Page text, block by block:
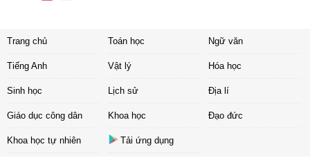
Trang chủ Toán học Ngữ văn
Tiếng Anh Vật lý Hóa học
Sinh học Lịch sử Địa lí
Giáo dục công dân Khoa học Đạo đức
Khoa học tự nhiên Tải ứng dụng